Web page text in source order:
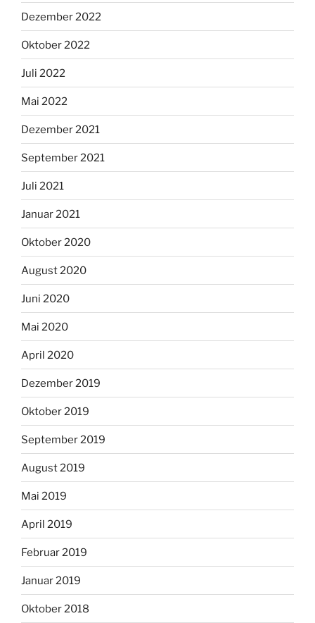
Dezember 2022
Oktober 2022
Juli 2022
Mai 2022
Dezember 2021
September 2021
Juli 2021
Januar 2021
Oktober 2020
August 2020
Juni 2020
Mai 2020
April 2020
Dezember 2019
Oktober 2019
September 2019
August 2019
Mai 2019
April 2019
Februar 2019
Januar 2019
Oktober 2018